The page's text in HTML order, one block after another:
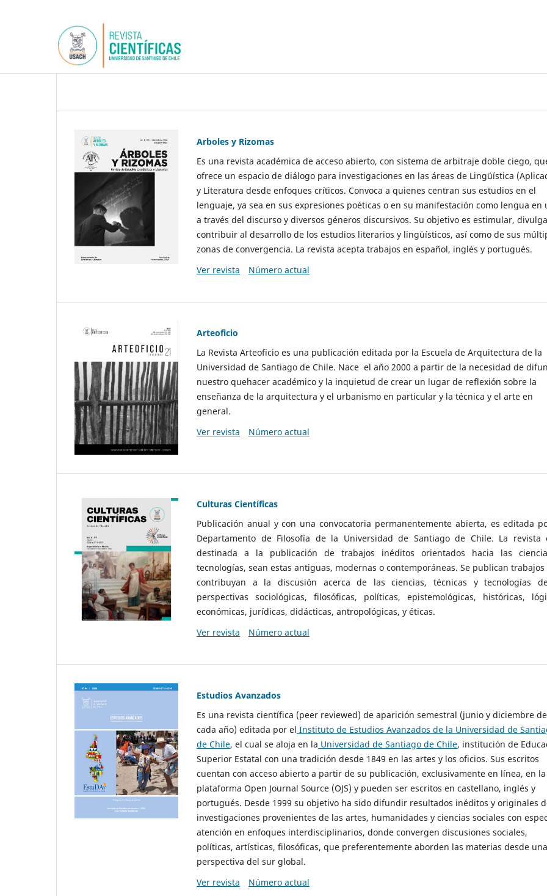
Arboles y Rizomas
Es una revista académica de acceso abierto, con sistema de arbitraje doble ciego,
ofrece un espacio de diálogo para investigaciones en las áreas de Lingüística
y Literatura desde enfoques críticos. Convoca a quienes centran sus estudios en el
lenguaje, ya sea en sus expresiones poéticas o en su manifestación como lengua en
a través del discurso y diversos géneros discursivos. Su objetivo es estimular,
contribuir al desarrollo de los estudios literarios y lingüísticos, así como de sus
zonas de convergencia. La revista acepta trabajos en español, inglés y portugués.
Ver revista
Número actual
Arteoficio
La Revista Arteoficio es una publicación editada por la Escuela de Arquitectura de la
Universidad de Santiago de Chile. Nace el año 2000 a partir de la necesidad de
nuestro quehacer académico y la inquietud de crear un lugar de reflexión sobre la
enseñanza de la arquitectura y el urbanismo en particular y la técnica y el arte en
general.
Ver revista
Número actual
Culturas Científicas
Publicación anual y con una convocatoria permanentemente abierta, es editada
Departamento de Filosofía de la Universidad de Santiago de Chile. La revista
destinada a la publicación de trabajos inéditos orientados hacia las
tecnologías, sean estas antiguas, modernas o contemporáneas. Se publican
contribuyan a la discusión acerca de las ciencias, técnicas y tecnologías
perspectivas sociológicas, filosóficas, políticas, epistemológicas, históricas,
económicas, jurídicas, didácticas, antropológicas, y éticas.
Ver revista
Número actual
Estudios Avanzados
Es una revista científica (peer reviewed) de aparición semestral (junio y diciembre de
cada año) editada por el Instituto de Estudios Avanzados de la Universidad de
de Chile, el cual se aloja en la Universidad de Santiago de Chile, institución de
Superior Estatal con una tradición desde 1849 en las artes y los oficios. Sus escritos
cuentan con acceso abierto a partir de su publicación, exclusivamente en línea, en la
plataforma Open Journal Source (OJS) y pueden ser escritos en castellano, inglés y
portugués. Desde 1999 su objetivo ha sido difundir resultados inéditos y originales
investigaciones provenientes de las artes, humanidades y ciencias sociales con
atención en enfoques interdisciplinarios, donde convergen discusiones sociales,
políticas, artísticas, filosóficas, que preferentemente aborden las materias desde una
perspectiva del sur global.
Ver revista
Número actual